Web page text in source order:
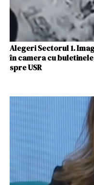
Alegeri Sectorul 1.
în camera cu
spre USR